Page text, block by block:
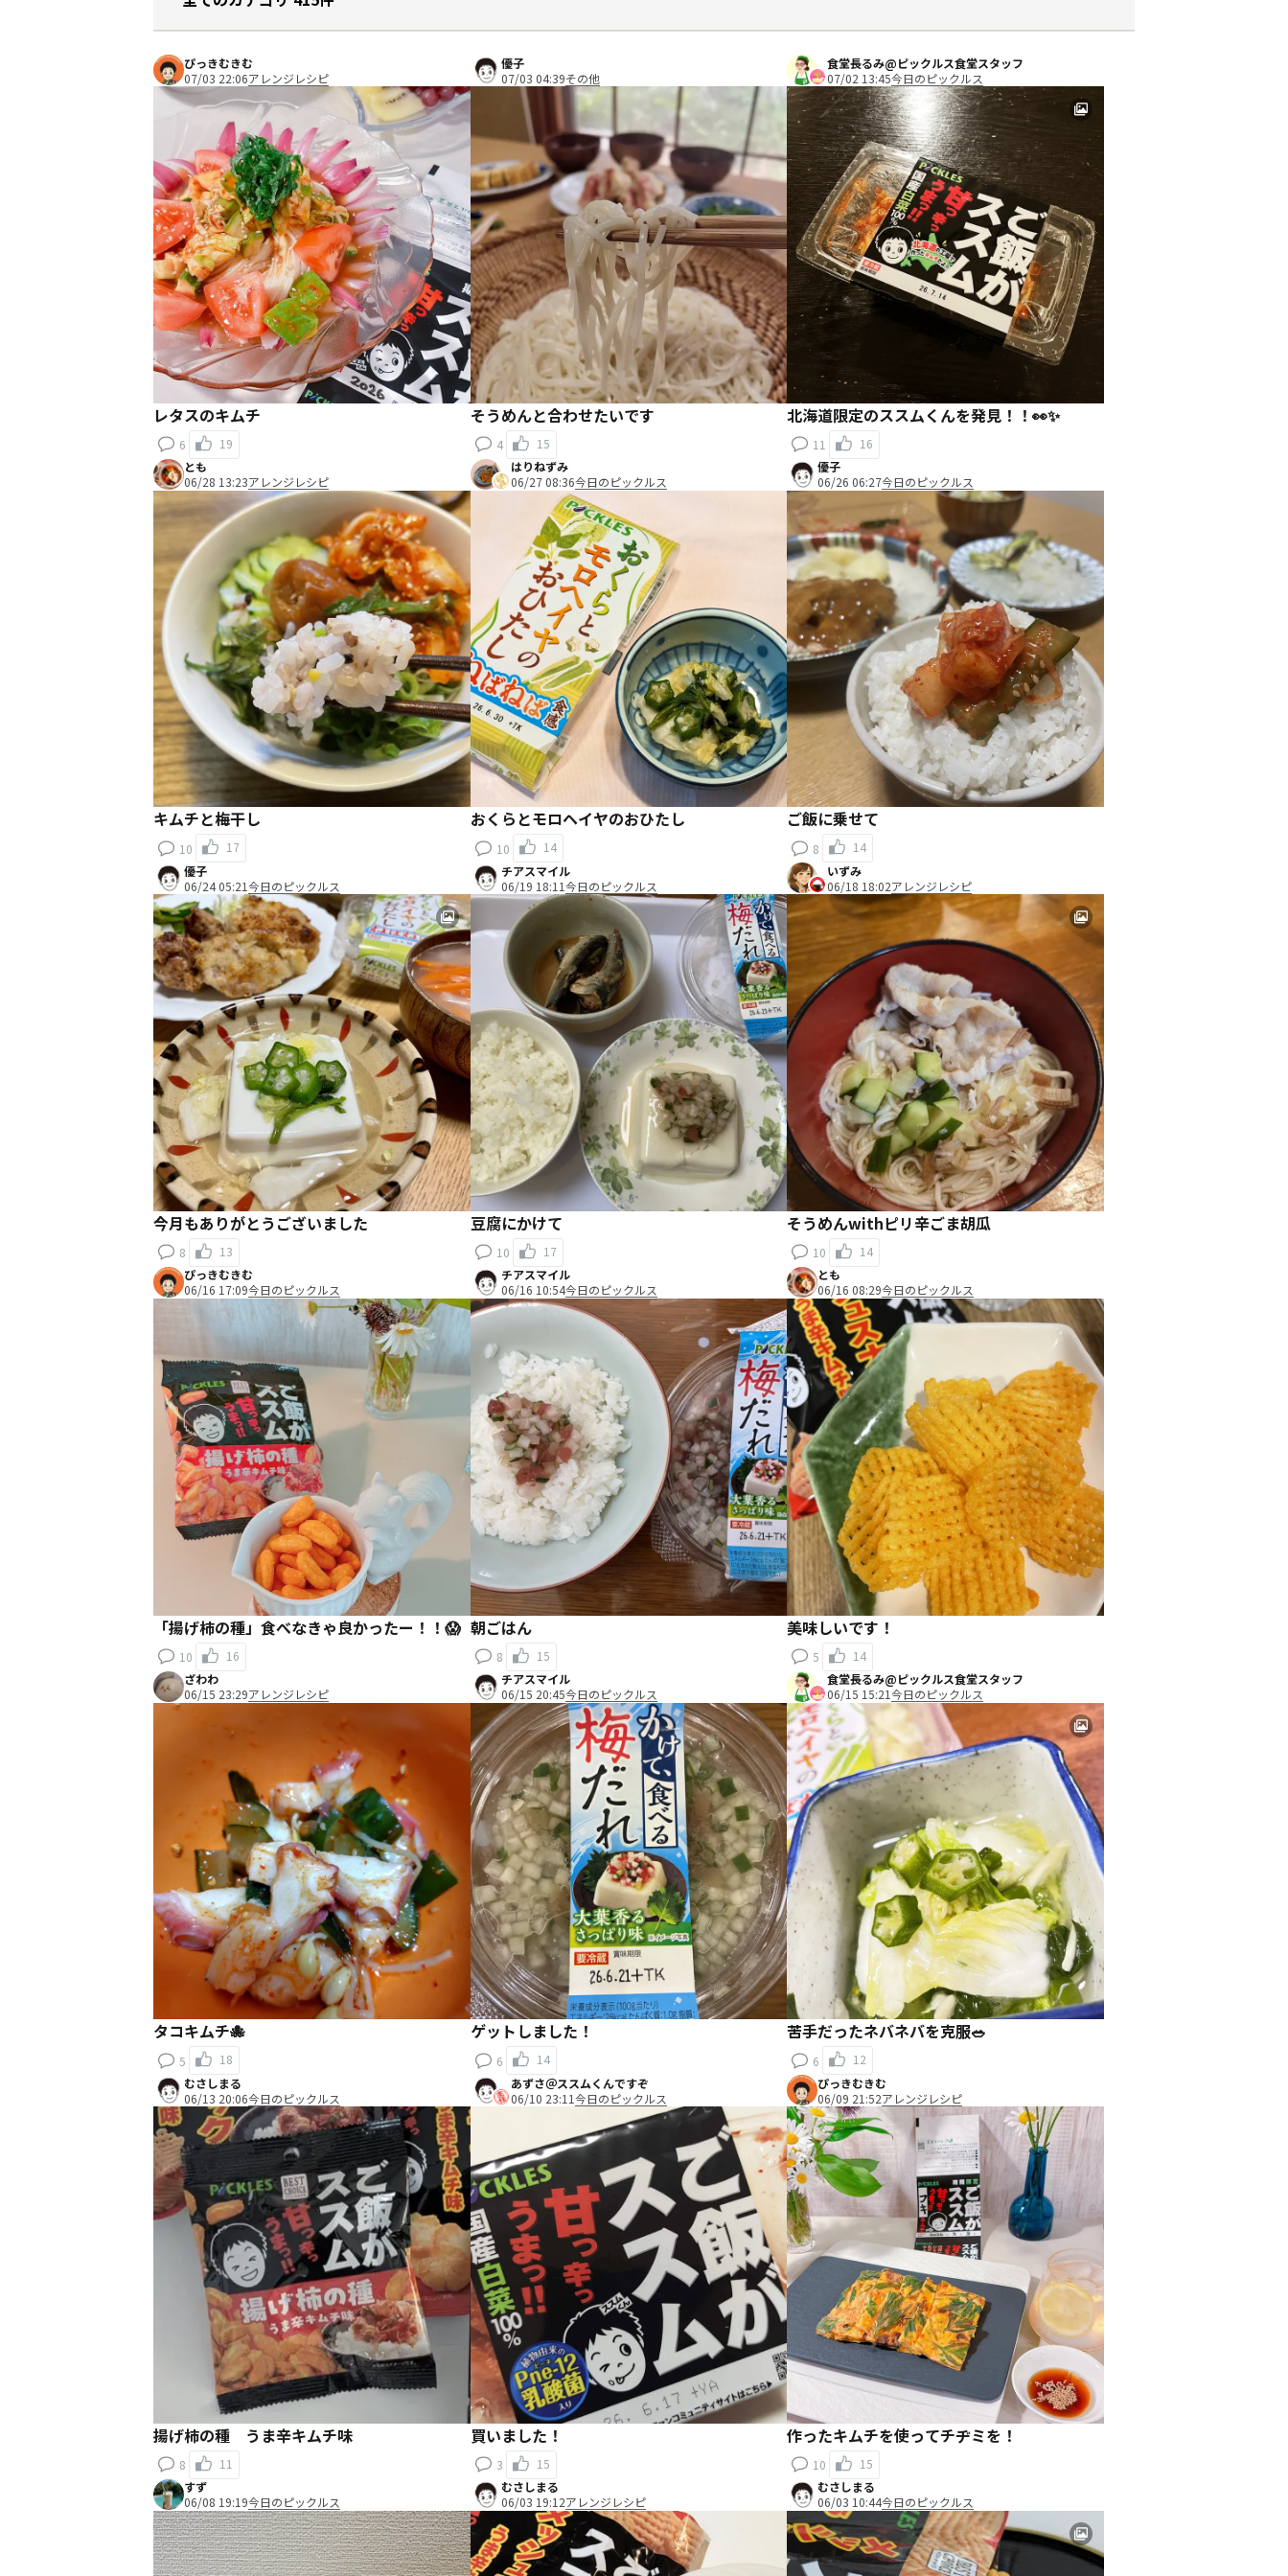
ぴっきむきむ
07/03 22:06アレンジレシピ
レタスのキムチ
6 19
優子
07/03 04:39その他
そうめんと合わせたいです
4 15
食堂長るみ@ピックルス食堂スタッフ
07/02 13:45今日のピックルス
北海道限定のススムくんを発見！！👀✨
11
16
とも
06/28 13:23アレンジレシピ
キムチと梅干し
10 17
はりねずみ
06/27 08:36今日のピックルス
おくらとモロヘイヤのおひたし
10 14
優子
06/26 06:27今日のピックルス
ご飯に乗せて
8
14
優子
06/24 05:21今日のピックルス
今月もありがとうございました
8 13
チアスマイル
06/19 18:11今日のピックルス
豆腐にかけて
10 17
いずみ
06/18 18:02アレンジレシピ
そうめんwithピリ辛ごま胡瓜
10
14
ぴっきむきむ
06/16 17:09今日のピックルス
「揚げ柿の種」食べなきゃ良かったー！！😱
10 16
チアスマイル
06/16 10:54今日のピックルス
朝ごはん
8 15
とも
06/16 08:29今日のピックルス
美味しいです！
5
14
ざわわ
06/15 23:29アレンジレシピ
タコキムチ🐙
5 18
チアスマイル
06/15 20:45今日のピックルス
ゲットしました！
6 14
食堂長るみ@ピックルス食堂スタッフ
06/15 15:21今日のピックルス
苦手だったネバネバを克服🥗
6
12
むさしまる
06/13 20:06今日のピックルス
揚げ柿の種 うま辛キムチ味
8 11
あずさ＠ススムくんですぞ
06/10 23:11今日のピックルス
買いました！
3 15
ぴっきむきむ
06/09 21:52アレンジレシピ
作ったキムチを使ってチヂミを！
10
15
すず
06/08 19:19今日のピックルス
むさしまる
06/03 19:12アレンジレシピ
むさしまる
06/03 10:44今日のピックルス